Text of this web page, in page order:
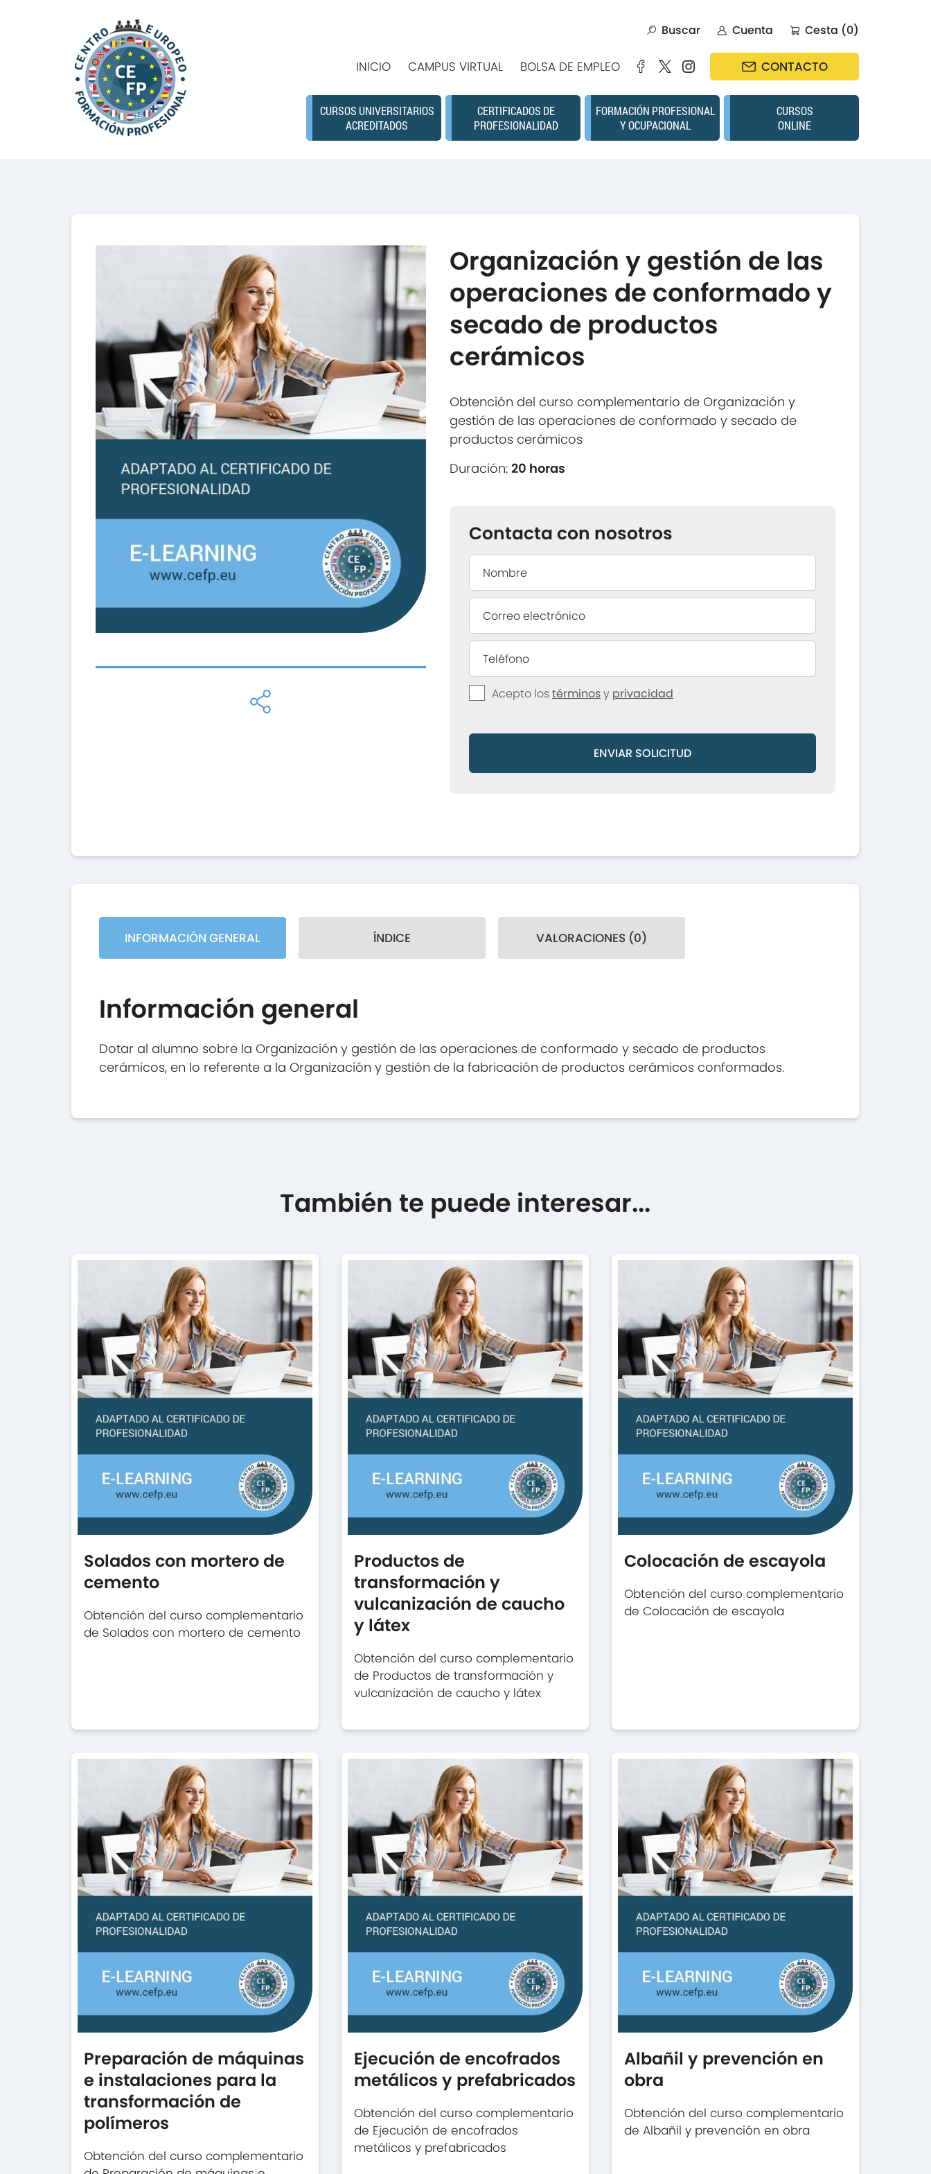
Buscar Cuenta Cesta (0)
INICIO CAMPUS VIRTUAL BOLSA DE EMPLEO CONTACTO
CURSOS UNIVERSITARIOS
ACREDITADOS
CERTIFICADOS DE
PROFESIONALIDAD
FORMACIÓN PROFESIONAL
Y OCUPACIONAL
CURSOS
ONLINE
Organización y gestión de las
operaciones de conformado y
secado de productos
cerámicos
Obtención del curso complementario de Organización y
gestión de las operaciones de conformado y secado de
productos cerámicos
Duración:20 horas
Contacta con nosotros
Acepto lostérminosy privacidad
ENVIAR SOLICITUD
INFORMACIÓN GENERAL ÍNDICE VALORACIONES (0)
Información general
Dotar al alumno sobre la Organización y gestión de las operaciones de conformado y secado de productos
cerámicos, en lo referente a la Organización y gestión de la fabricación de productos cerámicos conformados.
También te puede interesar...
Solados con mortero de
cemento
Obtención del curso complementario
de Solados con mortero de cemento
Productos de
transformación y
vulcanización de caucho
y látex
Obtención del curso complementario
de Productos de transformación y
vulcanización de caucho y látex
Colocación de escayola
Obtención del curso complementario
de Colocación de escayola
Preparación de máquinas
e instalaciones para la
transformación de
polímeros
Obtención del curso complementario
Ejecución de encofrados
metálicos y prefabricados
Obtención del curso complementario
de Ejecución de encofrados
metálicos y prefabricados
Albañil y prevención en
obra
Obtención del curso complementario
de Albañil y prevención en obra